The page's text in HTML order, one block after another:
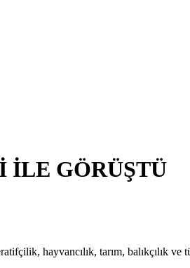
İLE GÖRÜŞTÜ
hayvancılık, tarım, balıkçılık